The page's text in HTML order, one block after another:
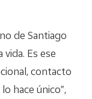
de Santiago
Es ese
contacto
hace único”,